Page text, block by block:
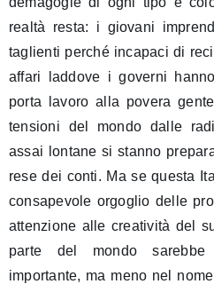
realtà resta: i giovani
taglienti perché incapaci di
affari laddove i governi
porta lavoro alla povera
tensioni del mondo dalle
assai lontane si stanno
rese dei conti. Ma se questa
consapevole orgoglio delle
attenzione alle creatività del
parte del mondo
importante, ma meno nel